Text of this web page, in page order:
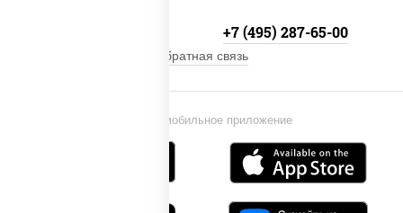
Установи мобильное приложение
+7 (495) 287-65-00
Обратная связь